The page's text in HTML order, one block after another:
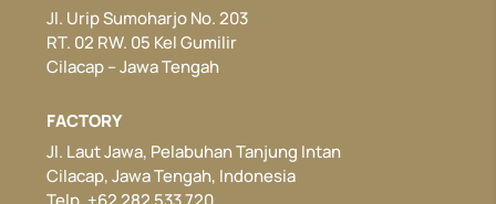
Jl. Urip Sumoharjo No. 203
RT. 02 RW. 05 Kel Gumilir
Cilacap – Jawa Tengah
FACTORY
Jl. Laut Jawa, Pelabuhan Tanjung Intan
Cilacap, Jawa Tengah, Indonesia